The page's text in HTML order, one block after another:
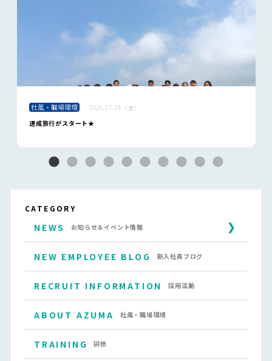
CATEGORY
NEWS お知らせ＆イベント情報
NEW EMPLOYEE BLOG 新入社員ブログ
RECRUIT INFORMATION 採用活動
ABOUT AZUMA 社風・職場環境
TRAINING 研修
社風・職場環境
2026.07.24（金）
達成旅行がスタート★